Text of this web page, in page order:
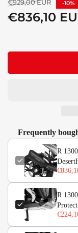
Prix
€929,00 EUR -10%
Prix
€836,10
Frequently
R
R